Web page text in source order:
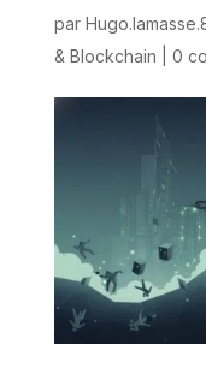
par
& Blockchain
0